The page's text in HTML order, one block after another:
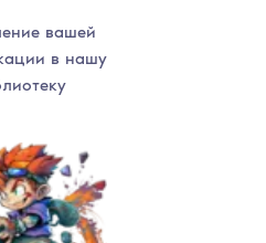
вашей
в нашу